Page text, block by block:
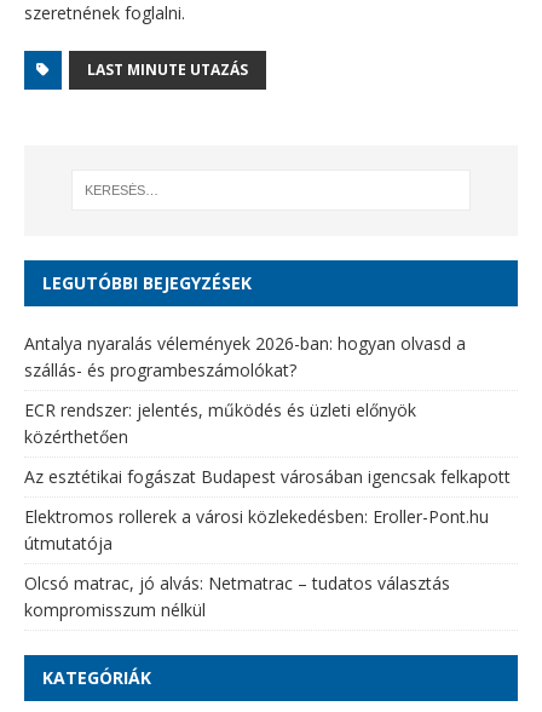
szeretnének foglalni.
LAST MINUTE UTAZÁS
LEGUTÓBBI BEJEGYZÉSEK
Antalya nyaralás vélemények 2026-ban: hogyan olvasd a
szállás- és programbeszámolókat?
ECR rendszer: jelentés, működés és üzleti előnyök
közérthetően
Az esztétikai fogászat Budapest városában igencsak felkapott
Elektromos rollerek a városi közlekedésben: Eroller-Pont.hu
útmutatója
Olcsó matrac, jó alvás: Netmatrac – tudatos választás
kompromisszum nélkül
KATEGÓRIÁK